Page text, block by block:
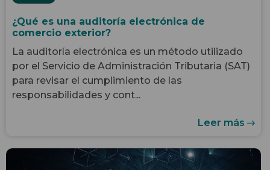
¿Qué es una auditoría electrónica de
comercio exterior?
La auditoría electrónica es un método utilizado
por el Servicio de Administración Tributaria (SAT)
para revisar el cumplimiento de las
responsabilidades y cont...
Leer más